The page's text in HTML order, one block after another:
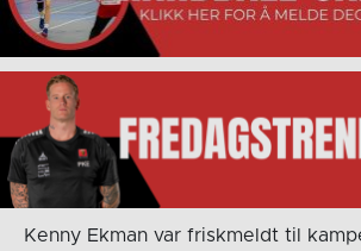
Kenny Ekman var friskmeldt til